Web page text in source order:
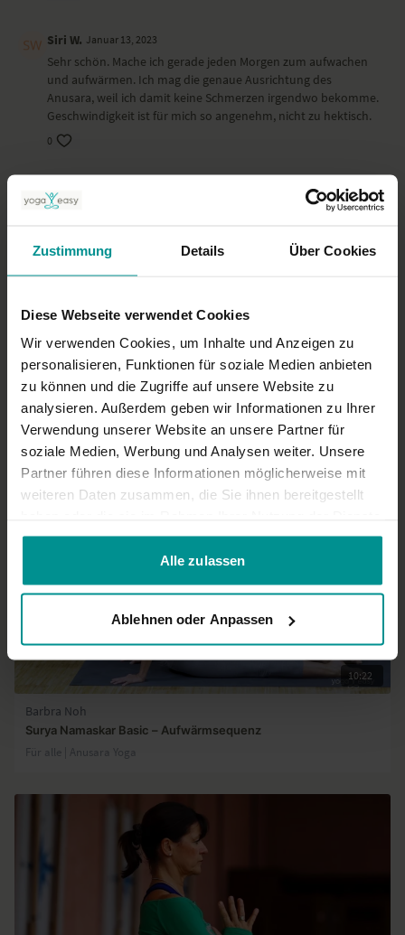
Zustimmung Details Über Cookies
Diese Webseite verwendet Cookies
Wir verwenden Cookies, um Inhalte und Anzeigen zu
personalisieren, Funktionen für soziale Medien anbieten
zu können und die Zugriffe auf unsere Website zu
analysieren. Außerdem geben wir Informationen zu Ihrer
Verwendung unserer Website an unsere Partner für
soziale Medien, Werbung und Analysen weiter. Unsere
Partner führen diese Informationen möglicherweise mit
weiteren Daten zusammen, die Sie ihnen bereitgestellt
gesammelt haben.
Alle zulassen
Ablehnen oder Anpassen
Siri W. Januar 13, 2023
Sehr schön. Mache ich gerade jeden Morgen zum aufwachen
und aufwärmen. Ich mag die genaue Ausrichtung des
Anusara, weil ich damit keine Schmerzen irgendwo bekomme.
Geschwindigkeit ist für mich so angenehm, nicht zu hektisch.
0
Top
rita W.
Mehr laden
Ähnliche Videos
10:22
Barbra Noh
Surya Namaskar Basic – Aufwärmsequenz
Für alle | Anusara Yoga